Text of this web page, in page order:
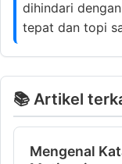
dihindari
tepat dan topi
📚 Artikel
Mengenal